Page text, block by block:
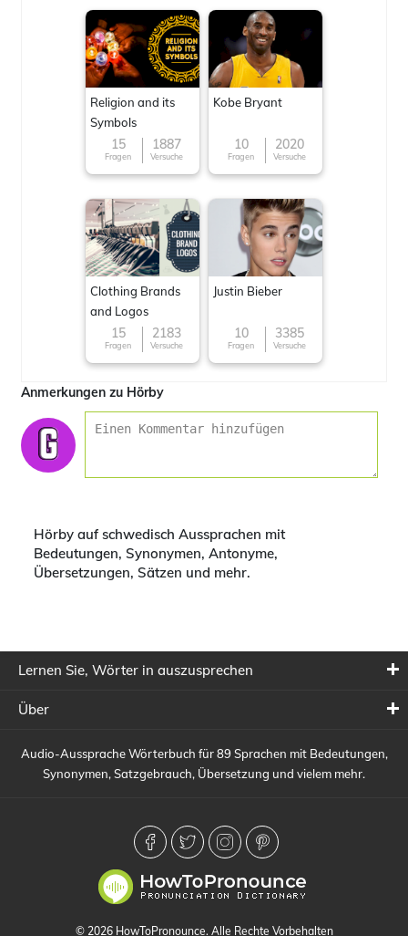
Religion and its
Symbols
15
Fragen
1887
Versuche
Kobe Bryant
10
Fragen
2020
Versuche
Clothing Brands
and Logos
15
Fragen
2183
Versuche
Justin Bieber
10
Fragen
3385
Versuche
Anmerkungen zu Hörby
Hörby auf schwedisch Aussprachen mit
Bedeutungen, Synonymen, Antonyme,
Übersetzungen, Sätzen und mehr.
Lernen Sie, Wörter in auszusprechen
Über
Audio-Aussprache Wörterbuch für 89 Sprachen mit Bedeutungen,
Synonymen, Satzgebrauch, Übersetzung und vielem mehr.
© 2026 HowToPronounce. Alle Rechte Vorbehalten